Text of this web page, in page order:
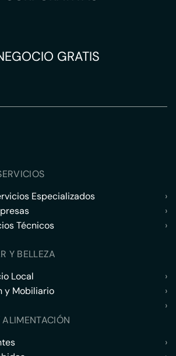
GRATIS
Especializados
›
›
Técnicos
›
Y BELLEZA
Local
›
y Mobiliario
›
›
›